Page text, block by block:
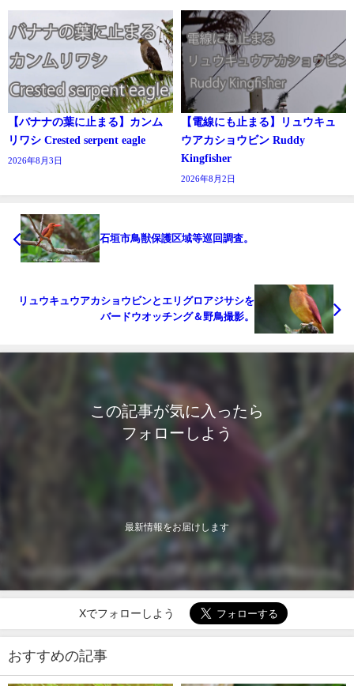
【バナナの葉に止まる】カンム
リワシ Crested serpent eagle
2026年8月3日
【電線にも止まる】リュウキュ
ウアカショウビン Ruddy
Kingfisher
2026年8月2日
石垣市鳥獣保護区域等巡回調査。
リュウキュウアカショウビンとエリグロアジサシを
バードウオッチング＆野鳥撮影。
この記事が気に入ったら
フォローしよう
最新情報をお届けします
Xでフォローしよう
おすすめの記事